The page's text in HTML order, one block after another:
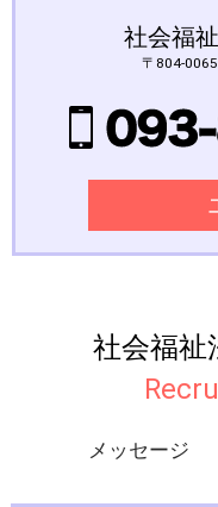
社会福
〒804-
社会福祉
メッセージ